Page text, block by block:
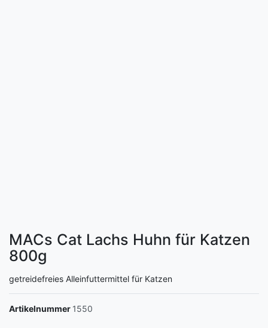
MACs Cat Lachs Huhn für Katzen
800g
getreidefreies Alleinfuttermittel für Katzen
Artikelnummer 1550